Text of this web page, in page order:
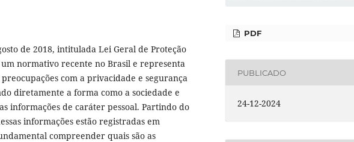
de 2018, intitulada Lei Geral de Proteção
um normativo recente no Brasil e representa
com a privacidade e segurança
diretamente a forma como a sociedade e
informações de caráter pessoal. Partindo do
informações estão registradas em
compreender quais são as
PDF
PUBLICADO
24-12-2024